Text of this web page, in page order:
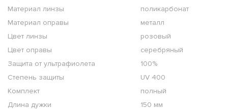
Материал линзы
поликарбонат
Материал оправы
металл
Цвет линзы
розовый
Цвет оправы
серебряный
Защита от ультрафиолета
100%
Степень защиты
UV 400
Комплект
полный
Длина дужки
150 мм